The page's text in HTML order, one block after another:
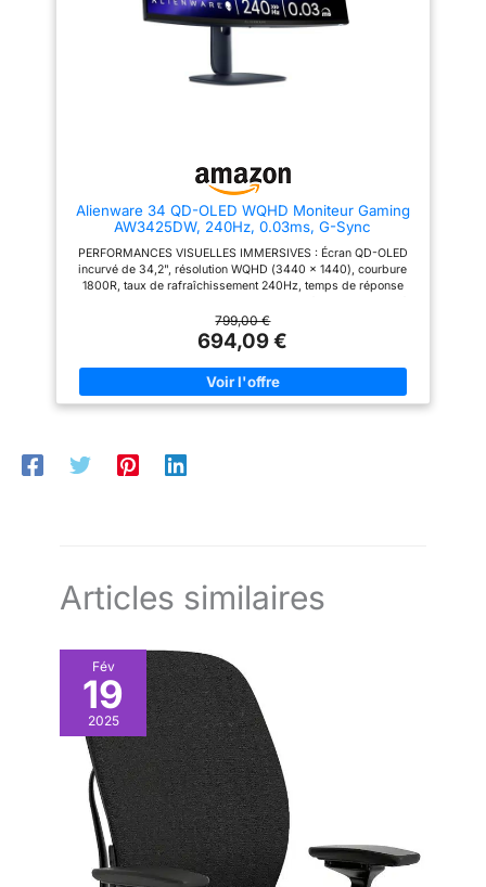
de réponse de 0,03 ms (GtG)
pour un indice VESA ClearMR
la longévité de l'écran. GAMING
firmware et l'assistance de jeu
PiP/PbB ; mode Premium Color
CONNECTIVITÉ DE POINTE -
Les options de raccordement
PC, Mac, console et ordinateur
portable (UWQHD / 240 Hz)
comprennent DisplayPort 1.4a et
Alienware 34 QD-OLED WQHD Moniteur Gaming
AW3425DW, 240Hz, 0.03ms, G-Sync
PERFORMANCES VISUELLES IMMERSIVES : Écran QD-OLED
incurvé de 34,2", résolution WQHD (3440 x 1440), courbure
1800R, taux de rafraîchissement 240Hz, temps de réponse
COULEURS ÉCLATANTES ET VÉRITABLE HDR : Couverture
colorimétrique DCI-P3 à 99,3 %, précision Delta E<2, HDR
True Black 400 et 1000 nits de luminosité maximale pour des
contrastes infinis et des détails époustouflants. CONFORT
VISUEL OPTIMISÉ : ComfortView Plus réduit la lumière bleue
sans altérer les couleurs – parfait pour les longues sessions de
saccades. DESIGN ERGONOMIQUE ET CONNECTIVITÉ RICHE :
Pied ajustable (inclinaison, pivotement, hauteur 110mm), 2x
799,00 €
694,09 €
Articles similaires
Fév
19
2025